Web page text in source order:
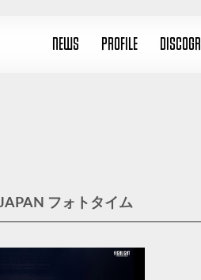
NEWS PROFILE
フォトタイム